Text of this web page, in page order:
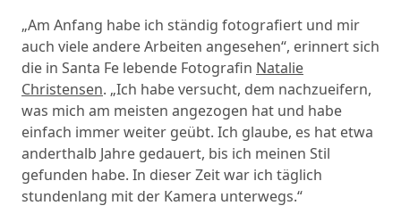
„Am Anfang habe ich ständig fotografiert und mir
auch viele andere Arbeiten angesehen“, erinnert sich
die in Santa Fe lebende Fotografin Natalie
Christensen. „Ich habe versucht, dem nachzueifern,
was mich am meisten angezogen hat und habe
einfach immer weiter geübt. Ich glaube, es hat etwa
anderthalb Jahre gedauert, bis ich meinen Stil
gefunden habe. In dieser Zeit war ich täglich
stundenlang mit der Kamera unterwegs.“